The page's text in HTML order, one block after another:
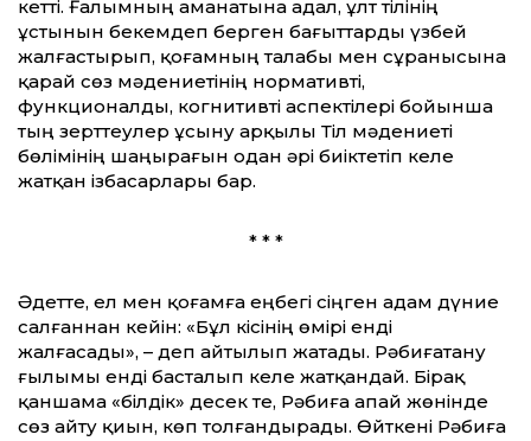
кет­ті. Ғалымның аманатына адал, ұлт тілінің
ұстынын бекемдеп берген бағыт­тарды үзбей
жалғастырып, қоғамның талабы мен сұранысына
қарай сөз мәдениетінің нормативті,
функционалды, когнитивті аспектілері бойынша
тың зерт­теулер ұсыну арқылы Тіл мәдениеті
бөлімінің шаңырағын одан әрі биіктетіп келе
жатқан ізбасарлары бар.
* * *
Әдет­те, ел мен қоғамға еңбегі сіңген адам дүние
салғаннан кейін: «Бұл кісінің өмірі енді
жалғасады», – деп айтылып жатады. Рәбиғатану
ғылымы енді басталып келе жатқандай. Бірақ
қаншама «білдік» десек те, Рәбиға апай жөнінде
сөз айту қиын, көп толғандырады. Өйткені Рәбиға